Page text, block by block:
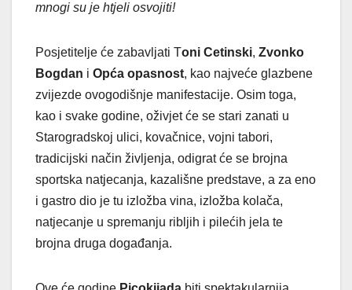
mnogi su je htjeli osvojiti!
Posjetitelje će zabavljati Toni Cetinski, Zvonko
Bogdan i Opća opasnost, kao najveće glazbene
zvijezde ovogodišnje manifestacije. Osim toga,
kao i svake godine, oživjet će se stari zanati u
Starogradskoj ulici, kovačnice, vojni tabori,
tradicijski način življenja, odigrat će se brojna
sportska natjecanja, kazališne predstave, a za eno
i gastro dio je tu izložba vina, izložba kolača,
natjecanje u spremanju ribljih i pilećih jela te
brojna druga događanja.